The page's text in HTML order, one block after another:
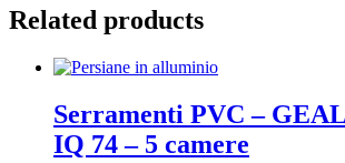
Related products
Serramenti PVC –
IQ 74 – 5 camere